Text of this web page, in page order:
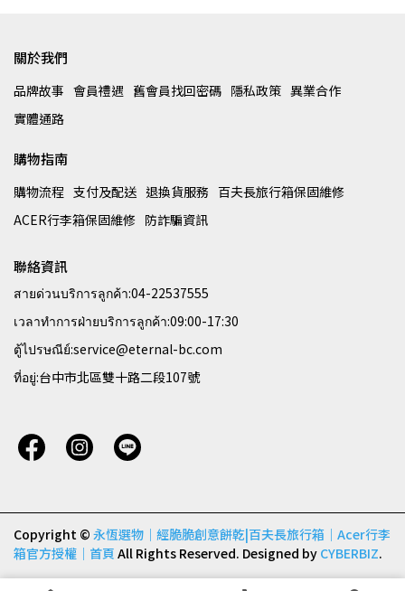
關於我們
品牌故事 會員禮遇 舊會員找回密碼 隱私政策 異業合作
實體通路
購物指南
購物流程 支付及配送 退換貨服務 百夫長旅行箱保固維修
ACER行李箱保固維修 防詐騙資訊
聯絡資訊
สายด่วนบริการลูกค้า:04-22537555
เวลาทำการฝ่ายบริการลูกค้า:09:00-17:30
ตู้ไปรษณีย์:service@eternal-bc.com
ที่อยู่:台中市北區雙十路二段107號
Copyright © 永恆選物｜經脆脆創意餅乾|百夫長旅行箱｜Acer行李
箱官方授權｜首頁 All Rights Reserved. Designed by CYBERBIZ.